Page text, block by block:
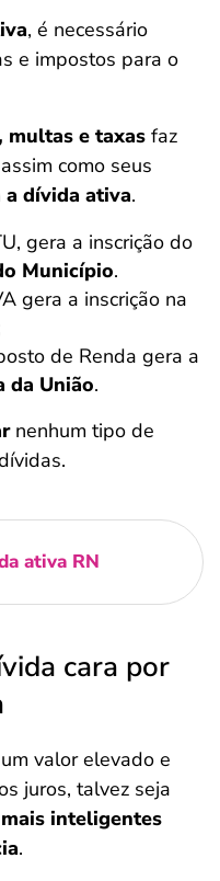
, é necessário
e impostos para o
multas e taxas faz
como seus
a dívida ativa.
gera a inscrição do
Município.
gera a inscrição na
de Renda gera a
da União.
nenhum tipo de
ativa RN
cara por
valor elevado e
juros, talvez seja
inteligentes
.